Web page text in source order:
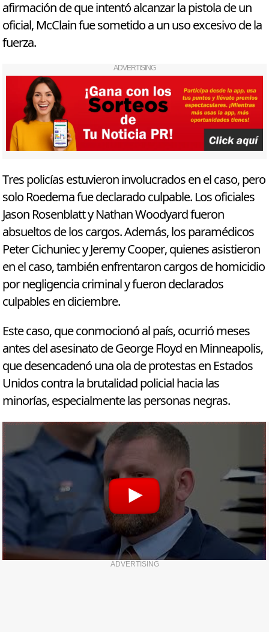
afirmación de que intentó alcanzar la pistola de un
oficial, McClain fue sometido a un uso excesivo de la
fuerza.
ADVERTISING
Tres policías estuvieron involucrados en el caso, pero
solo Roedema fue declarado culpable. Los oficiales
Jason Rosenblatt y Nathan Woodyard fueron
absueltos de los cargos. Además, los paramédicos
Peter Cichuniec y Jeremy Cooper, quienes asistieron
en el caso, también enfrentaron cargos de homicidio
por negligencia criminal y fueron declarados
culpables en diciembre.
Este caso, que conmocionó al país, ocurrió meses
antes del asesinato de George Floyd en Minneapolis,
que desencadenó una ola de protestas en Estados
Unidos contra la brutalidad policial hacia las
minorías, especialmente las personas negras.
ADVERTISING